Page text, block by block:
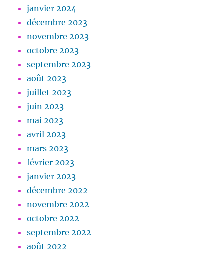
janvier 2024
décembre 2023
novembre 2023
octobre 2023
septembre 2023
août 2023
juillet 2023
juin 2023
mai 2023
avril 2023
mars 2023
février 2023
janvier 2023
décembre 2022
novembre 2022
octobre 2022
septembre 2022
août 2022